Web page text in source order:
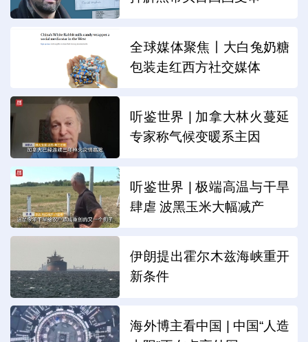
全球媒体聚焦丨大白兔奶糖
包装走红西方社交媒体
听鉴世界 | 加拿大林火蔓延
专家称气候变暖系主因
听鉴世界 | 极端高温与干旱
肆虐 波黑玉米大幅减产
伊朗提出霍尔木兹海峡重开
新条件
海外博主看中国 | 中国“人造